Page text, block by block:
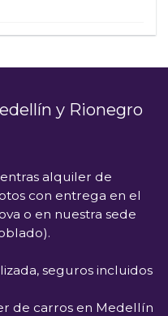
y Rionegro
alquiler de
con entrega en el
o en nuestra sede
.
seguros incluidos
de carros en Medellín